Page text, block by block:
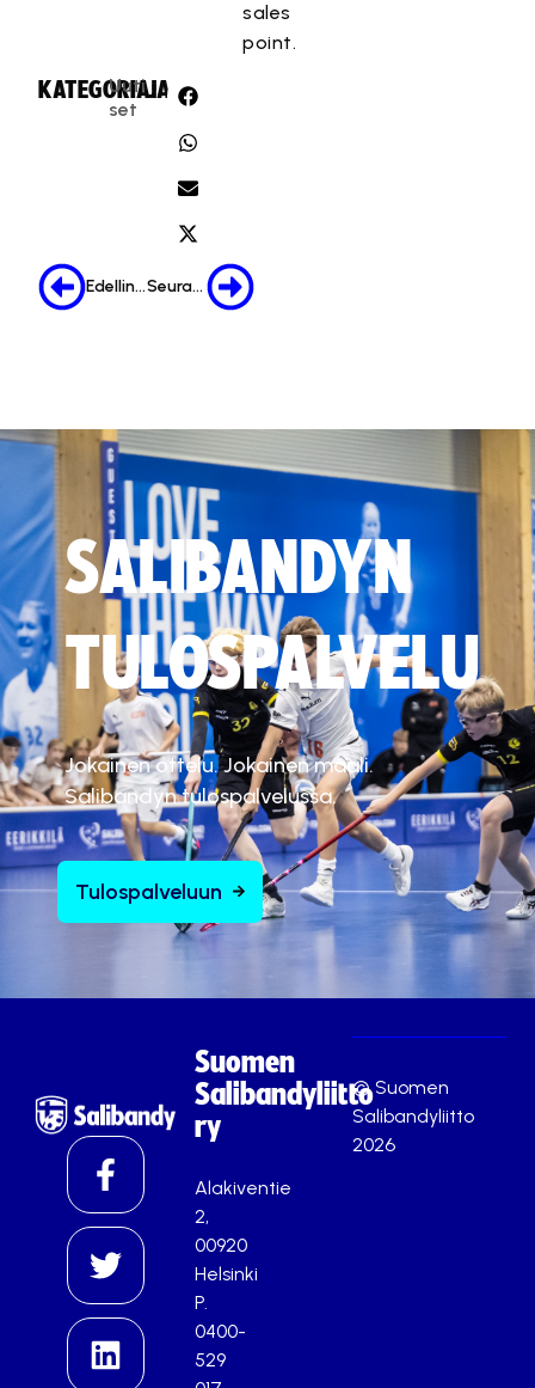
sales
point.
KATEGORIA:
Uuti
set
JAA:
Edellinen Seuraava
SALIBANDYN
TULOSPALVELU
Jokainen ottelu. Jokainen maali.
Salibandyn tulospalvelussa.
Tulospalveluun
Suomen
Salibandyliitto
ry
Alakiventie
2,
00920
Helsinki
P.
0400-
529
© Suomen
Salibandyliitto
2026